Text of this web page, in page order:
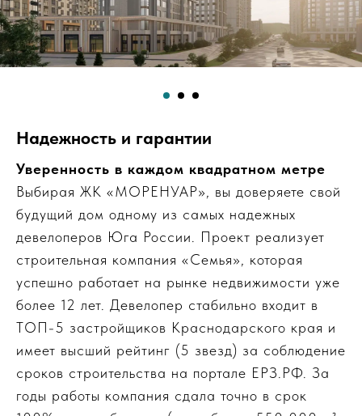
Надежность и гарантии
Уверенность в каждом квадратном метре
Выбирая ЖК «МОРЕНУАР», вы доверяете свой
будущий дом одному из самых надежных
девелоперов Юга России. Проект реализует
строительная компания «Семья», которая
успешно работает на рынке недвижимости уже
более 12 лет. Девелопер стабильно входит в
ТОП-5 застройщиков Краснодарского края и
имеет высший рейтинг (5 звезд) за соблюдение
сроков строительства на портале ЕРЗ.РФ. За
годы работы компания сдала точно в срок